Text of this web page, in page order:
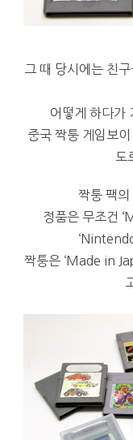
그 때 당시에는 친
어떻게 하다가
중국 짝퉁 게임보
도
짝퉁 팩의
정품은 무조건
짝퉁은 ‘Made in